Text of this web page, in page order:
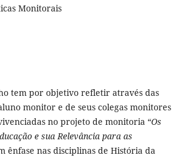
Monitorais
tem por objetivo refletir através das
monitor e de seus colegas monitores
no projeto de monitoria “Os
e sua Relevância para as
ênfase nas disciplinas de História da